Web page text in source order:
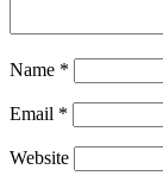
Name *
Email *
Website